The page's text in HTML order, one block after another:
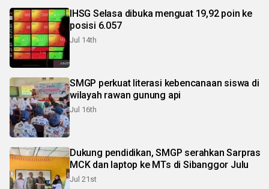
IHSG Selasa dibuka menguat 19,92 poin ke
posisi 6.057
Jul 14th
SMGP perkuat literasi kebencanaan siswa di
wilayah rawan gunung api
Jul 16th
Dukung pendidikan, SMGP serahkan Sarpras
MCK dan laptop ke MTs di Sibanggor Julu
Jul 21st